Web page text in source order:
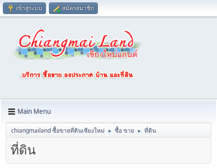
เข้าสู่ระบบ สมัครสมาชิก
Main Menu
chiangmailand ซื้อขายที่ดินเชียงใหม่ ► ซื้อ ขาย ► ที่ดิน
ที่ดิน